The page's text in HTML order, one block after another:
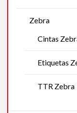
Zebra
Cintas
Etiquetas
TTR Zebra